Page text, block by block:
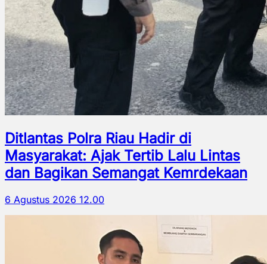
Ditlantas Polra Riau Hadir di
Masyarakat: Ajak Tertib Lalu Lintas
dan Bagikan Semangat Kemrdekaan
6 Agustus 2026 12.00